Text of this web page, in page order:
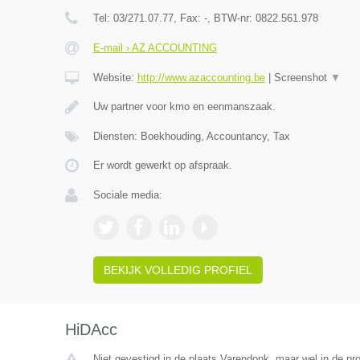
Tel: 03/271.07.77, Fax: -, BTW-nr: 0822.561.978
E-mail › AZ ACCOUNTING
Website: http://www.azaccounting.be| Screenshot ▼
Uw partner voor kmo en eenmanszaak.
Diensten: Boekhouding, Accountancy, Tax
Er wordt gewerkt op afspraak.
Sociale media:
BEKIJK VOLLEDIG PROFIEL
HiDAcc